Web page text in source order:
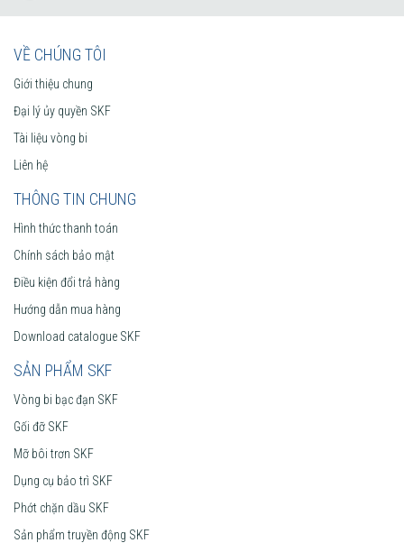
VỀ CHÚNG TÔI
Giới thiệu chung
Đại lý ủy quyền SKF
Tài liệu vòng bi
Liên hệ
THÔNG TIN CHUNG
Hình thức thanh toán
Chính sách bảo mật
Điều kiện đổi trả hàng
Hướng dẫn mua hàng
Download catalogue SKF
SẢN PHẨM SKF
Vòng bi bạc đạn SKF
Gối đỡ SKF
Mỡ bôi trơn SKF
Dụng cụ bảo trì SKF
Phớt chặn dầu SKF
Sản phẩm truyền động SKF